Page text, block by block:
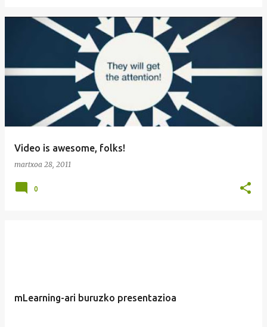
Video is awesome, folks!
martxoa 28, 2011
0
mLearning-ari buruzko presentazioa